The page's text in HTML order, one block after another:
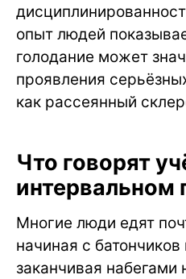
опыт людей
голодание может
проявления
как рассеянный
Что говорят
интервальном
Многие люди едят
начиная с
заканчивая набегами